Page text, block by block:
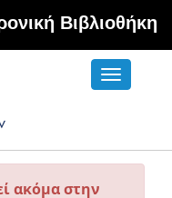
Βιβλιοθήκη
Toggle
ακόμα στην